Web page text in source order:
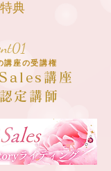
典
講座の受講権
講座
定講師